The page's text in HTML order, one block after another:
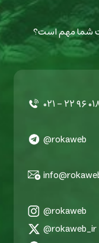
- ۲۲ ۹۶ ۰۱۸۴
@rokaweb
@rokaweb
@rokaweb_ir